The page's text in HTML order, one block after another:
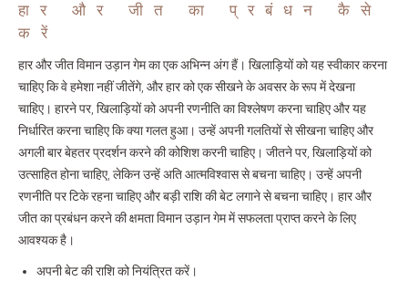
हार और जीत का प्रबंधन कैसे
करें
हार और जीत विमान उड़ान गेम का एक अभिन्न अंग हैं। खिलाड़ियों को यह स्वीकार करना
चाहिए कि वे हमेशा नहीं जीतेंगे, और हार को एक सीखने के अवसर के रूप में देखना
चाहिए। हारने पर, खिलाड़ियों को अपनी रणनीति का विश्लेषण करना चाहिए और यह
निर्धारित करना चाहिए कि क्या गलत हुआ। उन्हें अपनी गलतियों से सीखना चाहिए और
अगली बार बेहतर प्रदर्शन करने की कोशिश करनी चाहिए। जीतने पर, खिलाड़ियों को
उत्साहित होना चाहिए, लेकिन उन्हें अति आत्मविश्वास से बचना चाहिए। उन्हें अपनी
रणनीति पर टिके रहना चाहिए और बड़ी राशि की बेट लगाने से बचना चाहिए। हार और
जीत का प्रबंधन करने की क्षमता विमान उड़ान गेम में सफलता प्राप्त करने के लिए
आवश्यक है।
अपनी बेट की राशि को नियंत्रित करें।